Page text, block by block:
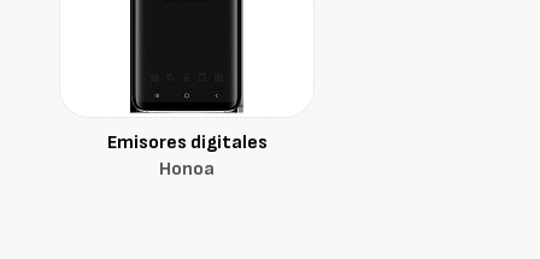
Emisores digitales
Honoa